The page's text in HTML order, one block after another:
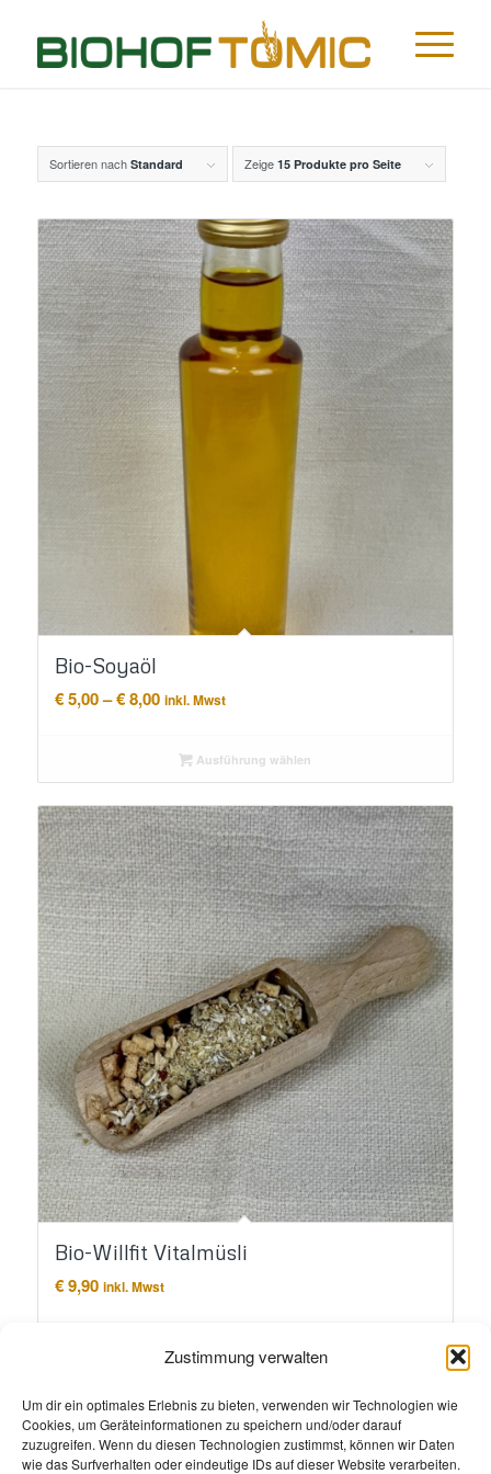
Zustimmung verwalten
Um dir ein optimales Erlebnis zu bieten, verwenden wir Technologien wie
Cookies, um Geräteinformationen zu speichern und/oder darauf
zuzugreifen. Wenn du diesen Technologien zustimmst, können wir Daten
wie das Surfverhalten oder eindeutige IDs auf dieser Website verarbeiten.
Sortieren nach Standard Zeige 15 Produkte pro Seite
Bio-Soyaöl
€5,00–€8,00Preisspanne:
€ 8,00
inkl. Mwst
Ausführung wählen
Bio-Willfit Vitalmüsli
€9,90 inkl. Mwst